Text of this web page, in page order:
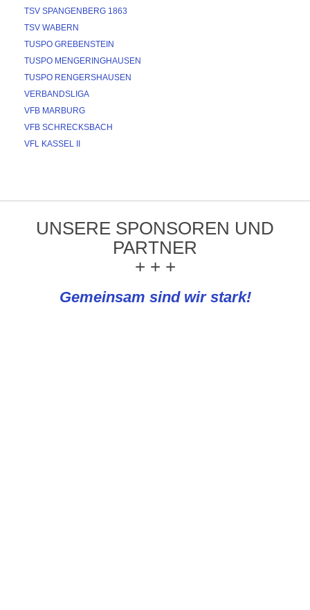
TSV SPANGENBERG 1863
TSV WABERN
TUSPO GREBENSTEIN
TUSPO MENGERINGHAUSEN
TUSPO RENGERSHAUSEN
VERBANDSLIGA
VFB MARBURG
VFB SCHRECKSBACH
VFL KASSEL II
UNSERE SPONSOREN UND
PARTNER
+ + +
Gemeinsam sind wir stark!